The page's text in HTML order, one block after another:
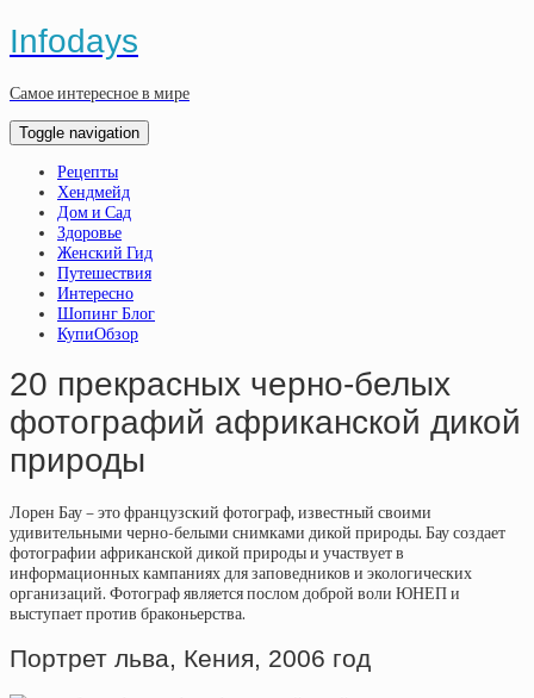
Infodays
Самое интересное в мире
Toggle navigation
Рецепты
Хендмейд
Дом и Сад
Здоровье
Женский Гид
Путешествия
Интересно
Шопинг Блог
КупиОбзор
20 прекрасных черно-белых
фотографий африканской дикой
природы
Лорен Бау – это французский фотограф, известный своими
удивительными черно-белыми снимками дикой природы. Бау создает
фотографии африканской дикой природы и участвует в
информационных кампаниях для заповедников и экологических
организаций. Фотограф является послом доброй воли ЮНЕП и
выступает против браконьерства.
Портрет льва, Кения, 2006 год